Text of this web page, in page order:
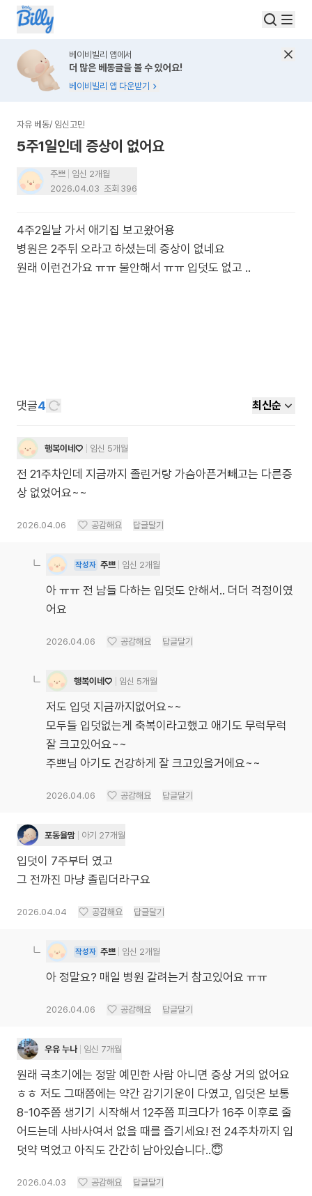
베이비빌리 앱에서
더 많은 베동글을 볼 수 있어요!
베이비빌리 앱 다운받기
자유 베동/ 임신고민
5주1일인데 증상이 없어요
주쁘
임신 2개월
2026.04.03 조회 396
4주2일날 가서 애기집 보고왔어용
병원은 2주뒤 오라고 하셨는데 증상이 없네요
원래 이런건가요 ㅠㅠ 불안해서 ㅠㅠ 입덧도 없고 ..
댓글4 최신순
행복이네♡ 임신 5개월
전 21주차인데 지금까지 졸린거랑 가슴아픈거빼고는 다른증
상 없었어요~~
2026.04.06 공감해요 답글달기
작성자 주쁘 임신 2개월
아 ㅠㅠ 전 남들 다하는 입덧도 안해서.. 더더 걱정이였
어요
2026.04.06 공감해요 답글달기
행복이네♡ 임신 5개월
저도 입덧 지금까지없어요~~
모두들 입덧없는게 축복이라고했고 애기도 무럭무럭
잘 크고있어요~~
주쁘님 아기도 건강하게 잘 크고있을거에요~~
2026.04.06 공감해요 답글달기
포동율맘 아기 27개월
입덧이 7주부터 였고
그 전까진 마냥 졸립더라구요
2026.04.04 공감해요 답글달기
작성자 주쁘 임신 2개월
아 정말요? 매일 병원 갈려는거 참고있어요 ㅠㅠ
2026.04.06 공감해요 답글달기
우유 누나 임신 7개월
원래 극초기에는 정말 예민한 사람 아니면 증상 거의 없어요
ㅎㅎ 저도 그때쯤에는 약간 감기기운이 다였고, 입덧은 보통
8-10주쯤 생기기 시작해서 12주쯤 피크다가 16주 이후로 줄
어드는데 사바사여서 없을 때를 즐기세요! 전 24주차까지 입
덧약 먹었고 아직도 간간히 남아있습니다..😇
2026.04.03 공감해요 답글달기